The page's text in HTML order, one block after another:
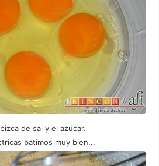
de sal y el azúcar.
batimos muy bien...